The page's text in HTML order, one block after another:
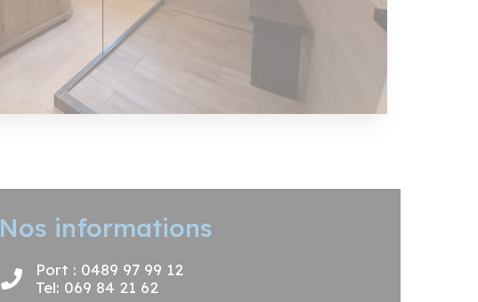
Nos informations
Port : 0489 97 99 12
Tel: 069 84 21 62